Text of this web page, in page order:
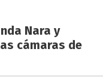
Nara y
cámaras de